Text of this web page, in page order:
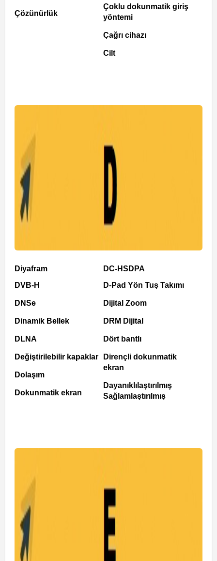
Çözünürlük
Çoklu dokunmatik giriş
yöntemi
Çağrı cihazı
Cilt
Diyafram
DVB-H
DNSe
Dinamik Bellek
DLNA
Değiştirilebilir kapaklar
Dolaşım
Dokunmatik ekran
DC-HSDPA
D-Pad Yön Tuş Takımı
Dijital Zoom
DRM Dijital
Dört bantlı
Dirençli dokunmatik
ekran
Dayanıklılaştırılmış
Sağlamlaştırılmış